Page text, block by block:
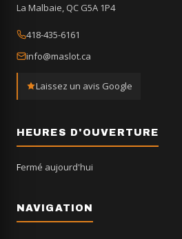
La Malbaie, QC G5A 1P4
418-435-6161
info@maslot.ca
Laissez un avis Google
HEURES D'OUVERTURE
Fermé aujourd'hui
NAVIGATION